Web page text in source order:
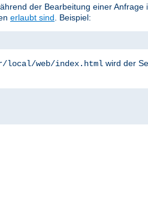
der Bearbeitung einer
erlaubt sind. Beispiel:
local/web/index.html wird der